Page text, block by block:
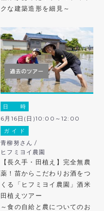
クな建築造形を細見～
日 時
6月16日(日)10:00～12:00
ガ イ ド
青柳努さん /
ヒフミヨイ農園
【長久手・田植え】完全無農
薬！苗からこだわりお酒をつ
くる「ヒフミヨイ農園」酒米
田植えツアー
～食の自給と農についてのお